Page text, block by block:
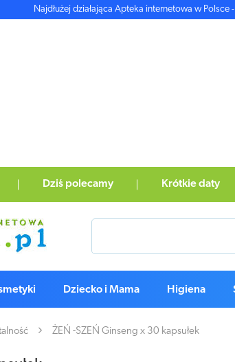
Najdłużej działająca Apteka internetowa w
Dziś polecamy Krótkie daty
Dziecko i Mama Higiena
ŻEŃ -SZEŃ Ginseng x 30 kapsułek